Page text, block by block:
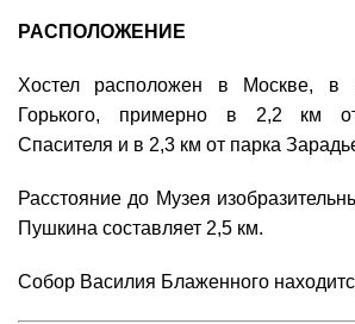
РАСПОЛОЖЕНИЕ
Хостел расположен в Москве, в
Горького, примерно в 2,2 км
Спасителя и в 2,3 км от парка
Расстояние до Музея
Пушкина составляет 2,5 км.
Собор Василия Блаженного